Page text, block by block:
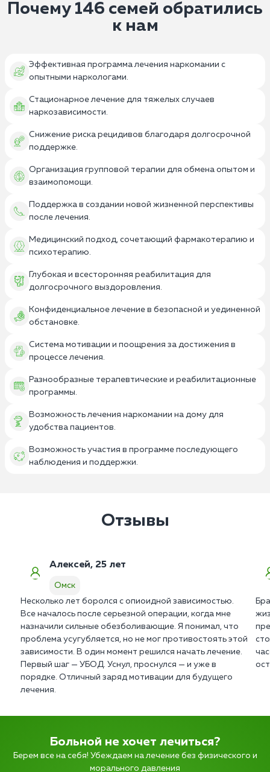
Почему 146 семей обратились
к нам
Эффективная программа лечения наркомании с
опытными наркологами.
Стационарное лечение для тяжелых случаев
наркозависимости.
Снижение риска рецидивов благодаря долгосрочной
поддержке.
Организация групповой терапии для обмена опытом и
взаимопомощи.
Поддержка в создании новой жизненной перспективы
после лечения.
Медицинский подход, сочетающий фармакотерапию и
психотерапию.
Глубокая и всесторонняя реабилитация для
долгосрочного выздоровления.
Конфиденциальное лечение в безопасной и уединенной
обстановке.
Система мотивации и поощрения за достижения в
процессе лечения.
Разнообразные терапевтические и реабилитационные
программы.
Возможность лечения наркомании на дому для
удобства пациентов.
Возможность участия в программе последующего
наблюдения и поддержки.
Отзывы
Алексей, 25 лет
Омск
Несколько лет боролся с опиоидной зависимостью.
Все началось после серьезной операции, когда мне
назначили сильные обезболивающие. Я понимал, что
проблема усугубляется, но не мог противостоять этой
зависимости. В один момент решился начать лечение.
Первый шаг — УБОД. Уснул, проснулся — и уже в
порядке. Отличный заряд мотивации для будущего
лечения.
Больной не хочет лечиться?
Берем все на себя! Убеждаем на лечение без физического и
морального давления